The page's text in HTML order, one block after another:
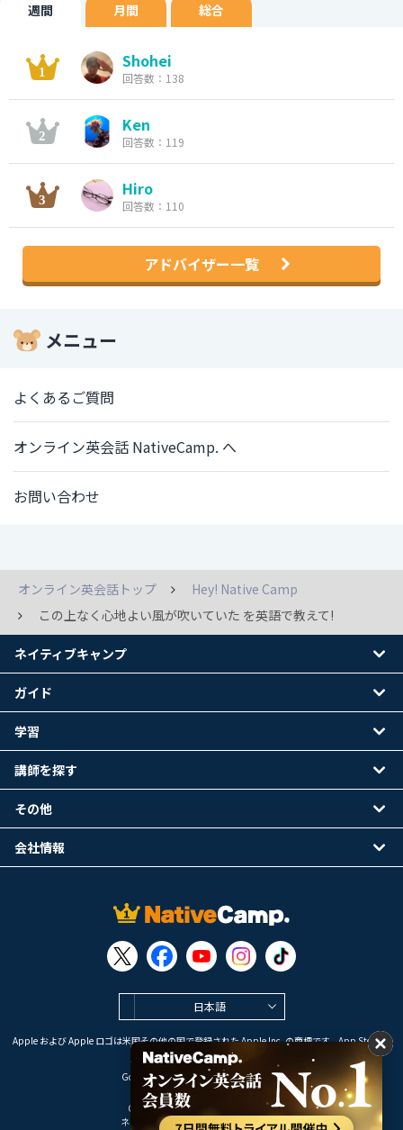
週間 月間 総合
Shohei
回答数：138
Ken
回答数：119
Hiro
回答数：110
アドバイザー一覧
メニュー
よくあるご質問
オンライン英会話 NativeCamp. へ
お問い合わせ
オンライン英会話トップ
Hey! Native Camp
この上なく心地よい風が吹いていた を英語で教えて!
日本語
Apple および Apple ロゴは米国その他の国で登録された Apple Inc. の商標です。App Store は
Apple Inc. のサービスマークです。
Google Play は Google LLC の商標です。
Copyright © 2026 オンライン英会話
ネイティブキャンプ All Rights Reserved.
ネイティブキャンプ
ガイド
学習
講師を探す
その他
会社情報